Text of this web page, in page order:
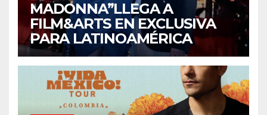
MADONNA”LLEGA A
FILM&ARTS EN EXCLUSIVA
PARA LATINOAMÉRICA